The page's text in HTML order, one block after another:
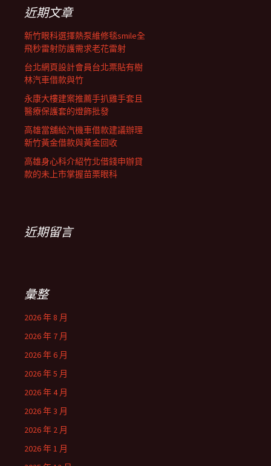
近期文章
新竹眼科選擇熱泵維修毯smile全
飛秒雷射防護需求老花雷射
台北網頁設計會員台北票貼有樹
林汽車借款與竹
永康大樓建案推薦手扒雞手套且
醫療保護套的燈飾批發
高雄當舖給汽機車借款建議辦理
新竹黃金借款與黃金回收
高雄身心科介紹竹北借錢申辦貸
款的未上市掌握苗栗眼科
近期留言
彙整
2026 年 8 月
2026 年 7 月
2026 年 6 月
2026 年 5 月
2026 年 4 月
2026 年 3 月
2026 年 2 月
2026 年 1 月